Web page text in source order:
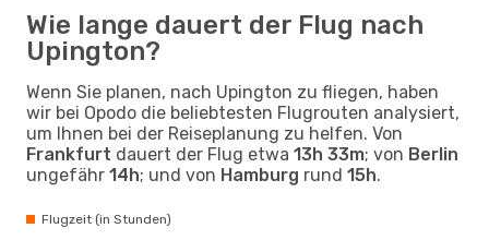
Wie lange dauert der Flug nach
Upington?
Wenn Sie planen, nach Upington zu fliegen, haben
wir bei Opodo die beliebtesten Flugrouten analysiert,
um Ihnen bei der Reiseplanung zu helfen. Von
Frankfurt dauert der Flug etwa 13h 33m; von Berlin
ungefähr 14h; und von Hamburg rund 15h.
Flugzeit (in Stunden)